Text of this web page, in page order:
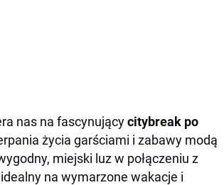
nas na fascynującycitybreak po
życia garściami i zabawy modą
miejski luz w połączeniu z
na wymarzone wakacje i